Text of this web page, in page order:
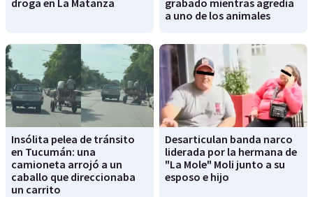
a uno de los animales
Insólita pelea de tránsito
en Tucumán: una
camioneta arrojó a un
caballo que direccionaba
un carrito
Desarticulan banda narco
liderada por la hermana de
"La Mole" Moli junto a su
esposo e hijo